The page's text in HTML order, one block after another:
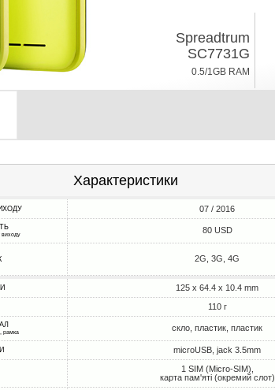
Spreadtrum
SC7731G
0.5/1GB RAM
Характеристики
07 / 2016
виходу 80 USD
2G, 3G, 4G
125 x 64.4 x 10.4 mm
110 г
рамка скло, пластик, пластик
microUSB, jack 3.5mm
1 SIM (Micro-SIM),
карта пам'яті (окремий слот)